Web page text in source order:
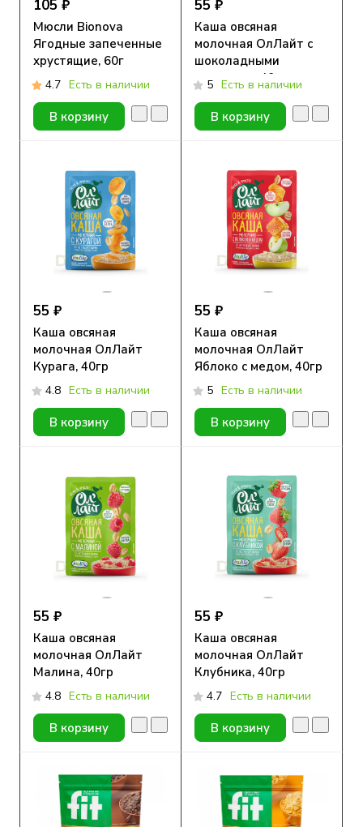
105 ₽
Мюсли Bionova
Ягодные запеченные
хрустящие, 60г
4.7 Есть в наличии
В корзину
55 ₽
Каша овсяная
молочная ОлЛайт с
шоколадными
кусочками 40г
5 Есть в наличии
В корзину
55 ₽
Каша овсяная
молочная ОлЛайт
Курага, 40гр
4.8 Есть в наличии
В корзину
55 ₽
Каша овсяная
молочная ОлЛайт
Яблоко с медом, 40гр
5 Есть в наличии
В корзину
55 ₽
Каша овсяная
молочная ОлЛайт
Малина, 40гр
4.8 Есть в наличии
В корзину
55 ₽
Каша овсяная
молочная ОлЛайт
Клубника, 40гр
4.7 Есть в наличии
В корзину